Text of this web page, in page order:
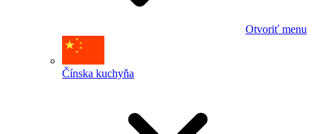
Otvoriť menu
Čínska kuchyňa